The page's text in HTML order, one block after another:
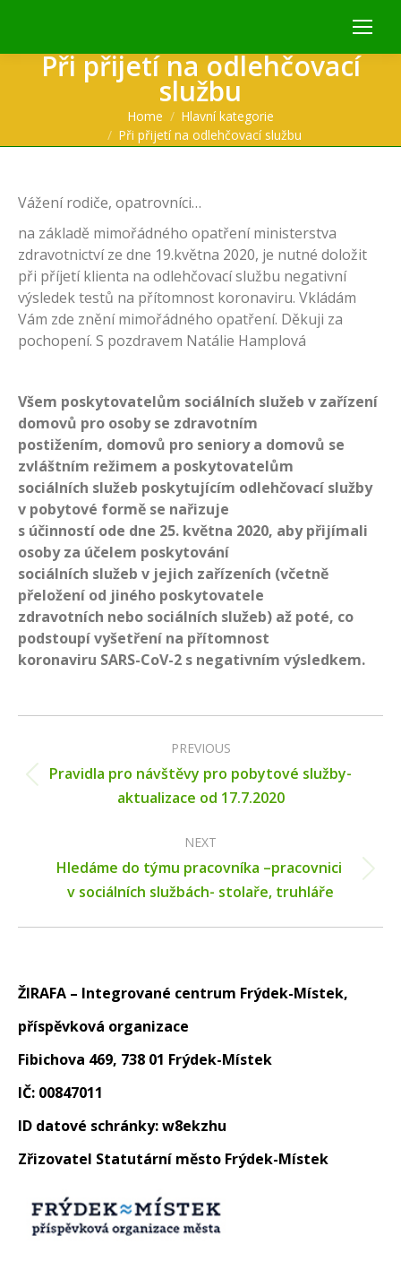
Při přijetí na odlehčovací
službu
Home
Hlavní kategorie
Při přijetí na odlehčovací službu
Vážení rodiče, opatrovníci…
na základě mimořádného opatření ministerstva
zdravotnictví ze dne 19.května 2020, je nutné doložit
při příjetí klienta na odlehčovací službu negativní
výsledek testů na přítomnost koronaviru. Vkládám
Vám zde znění mimořádného opatření. Děkuji za
pochopení. S pozdravem Natálie Hamplová
Všem poskytovatelům sociálních služeb v zařízení
domovů pro osoby se zdravotním
postižením, domovů pro seniory a domovů se
zvláštním režimem a poskytovatelům
sociálních služeb poskytujícím odlehčovací služby
v pobytové formě se nařizuje
s účinností ode dne 25. května 2020, aby přijímali
osoby za účelem poskytování
sociálních služeb v jejich zařízeních (včetně
přeložení od jiného poskytovatele
zdravotních nebo sociálních služeb) až poté, co
podstoupí vyšetření na přítomnost
koronaviru SARS-CoV-2 s negativním výsledkem.
PREVIOUS
Previous
post:
Pravidla pro návštěvy pro pobytové služby-
aktualizace od 17.7.2020
NEXT
Next
post:
Hledáme do týmu pracovníka –pracovnici
v sociálních službách- stolaře, truhláře
ŽIRAFA – Integrované centrum Frýdek-Místek,
příspěvková organizace
Fibichova 469, 738 01 Frýdek-Místek
IČ: 00847011
ID datové schránky: w8ekzhu
Zřizovatel Statutární město Frýdek-Místek